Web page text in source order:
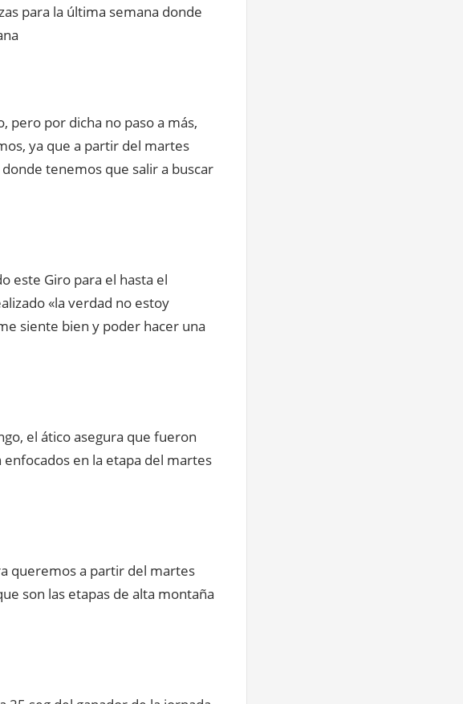
para la última semana donde
pero por dicha no paso a más,
ya que a partir del martes
tenemos que salir a buscar
este Giro para el hasta el
«la verdad no estoy
siente bien y poder hacer una
el ático asegura que fueron
en la etapa del martes
queremos a partir del martes
son las etapas de alta montaña